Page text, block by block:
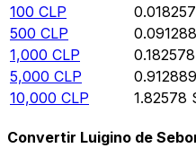
100 CLP
500 CLP
1,000 CLP 0.182578
5,000 CLP 0.912889
10,000 CLP 1.82578
Convertir Luigino de